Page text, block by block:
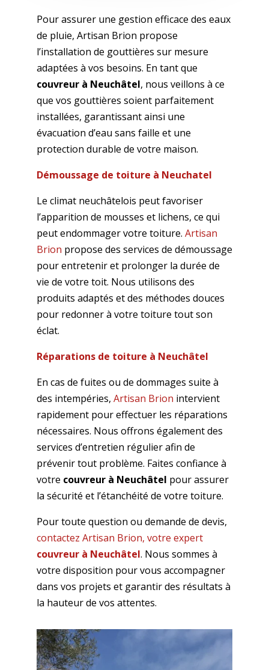
Pour assurer une gestion efficace des eaux
de pluie, Artisan Brion propose
l’installation de gouttières sur mesure
adaptées à vos besoins. En tant que
couvreur à Neuchâtel, nous veillons à ce
que vos gouttières soient parfaitement
installées, garantissant ainsi une
évacuation d’eau sans faille et une
protection durable de votre maison.
Démoussage de toiture à Neuchatel
Le climat neuchâtelois peut favoriser
l’apparition de mousses et lichens, ce qui
peut endommager votre toiture. Artisan
Brion propose des services de démoussage
pour entretenir et prolonger la durée de
vie de votre toit. Nous utilisons des
produits adaptés et des méthodes douces
pour redonner à votre toiture tout son
éclat.
Réparations de toiture à Neuchâtel
En cas de fuites ou de dommages suite à
des intempéries, Artisan Brion intervient
rapidement pour effectuer les réparations
nécessaires. Nous offrons également des
services d’entretien régulier afin de
prévenir tout problème. Faites confiance à
votre couvreur à Neuchâtel pour assurer
la sécurité et l’étanchéité de votre toiture.
Pour toute question ou demande de devis,
contactez Artisan Brion, votre expert
couvreur à Neuchâtel. Nous sommes à
votre disposition pour vous accompagner
dans vos projets et garantir des résultats à
la hauteur de vos attentes.